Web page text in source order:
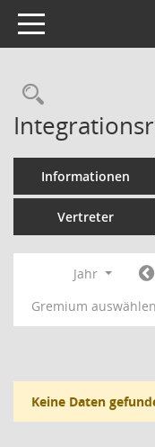
Toggle navigation
Informationen
Vertreter
Jahr
Gremium auswählen
Keine Daten